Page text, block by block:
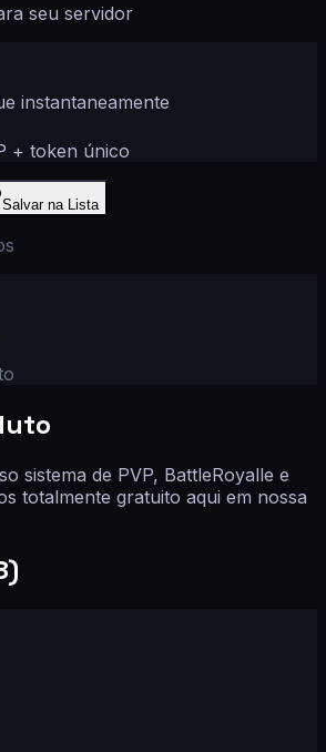
seu servidor
instantaneamente
+ token único
Salvar na Lista
sistema de PVP, BattleRoyalle e
totalmente gratuito aqui em nossa
)